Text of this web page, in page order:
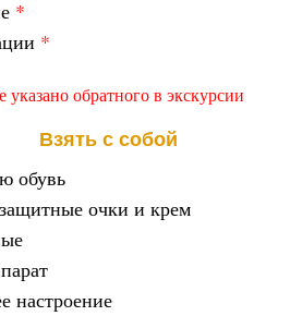
*
*
указано обратного в экскурсии
Взять с собой
обувь
очки и крем
настроение